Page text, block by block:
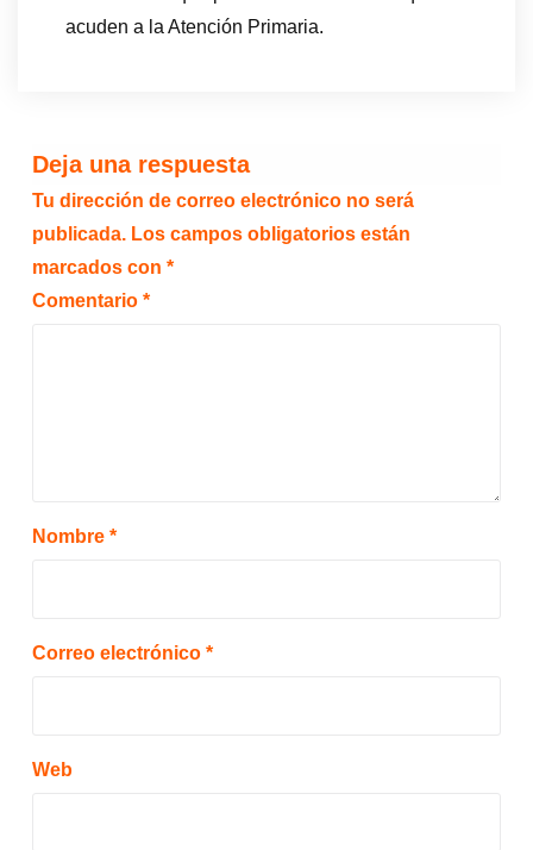
acuden a la Atención Primaria.
Deja una respuesta
Tu dirección de correo electrónico no será
publicada. Los campos obligatorios están
marcados con *
Comentario *
Nombre *
Correo electrónico *
Web